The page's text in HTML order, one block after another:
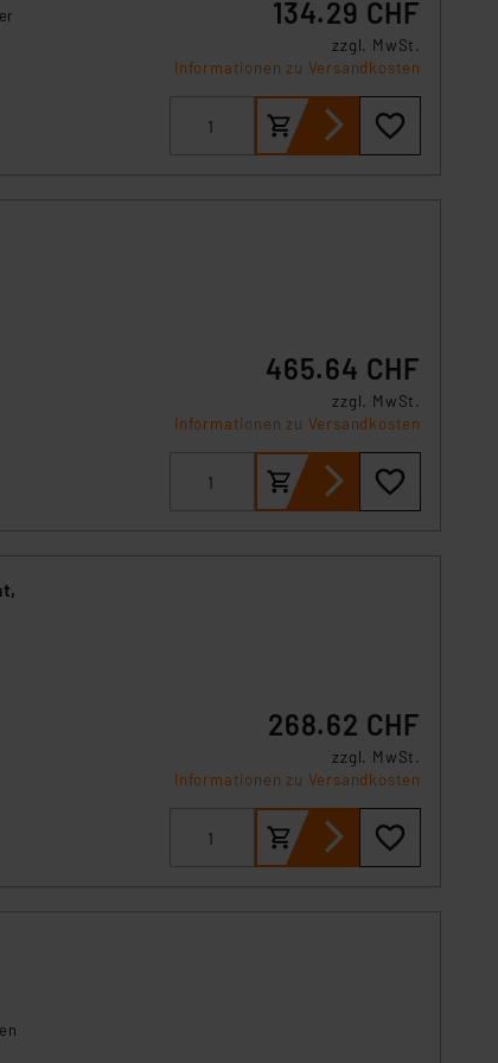
mit unzureichendem
bestehen.
übermittelten
134.29 CHF
zzgl. MwSt.
Informationen zu Versandkosten
465.64 CHF
zzgl. MwSt.
Informationen zu Versandkosten
268.62 CHF
zzgl. MwSt.
Informationen zu Versandkosten